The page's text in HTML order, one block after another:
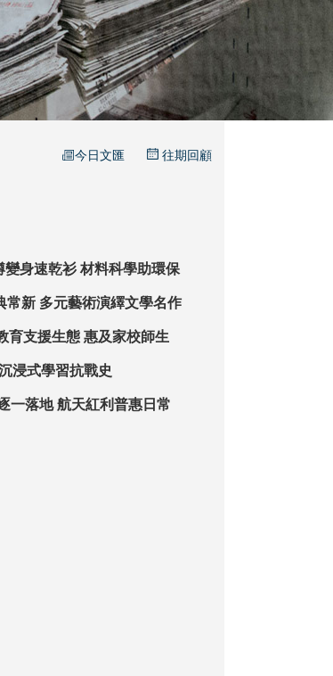
今日文匯 往期回顧
【教評 STEAM教室】膠樽變身速乾衫 材料科學助環保
【文星華采】藝文共韻經典常新 多元藝術演繹文學名作
【創新視界】AI重塑特殊教育支援生態 惠及家校師生
智為未來】善用AI教學 沉浸式學習抗戰史
【天問 天天問】深空目標逐一落地 航天紅利普惠日常